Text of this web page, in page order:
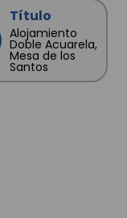
Título
Alojamiento
Doble Acuarela,
Mesa de los
Santos